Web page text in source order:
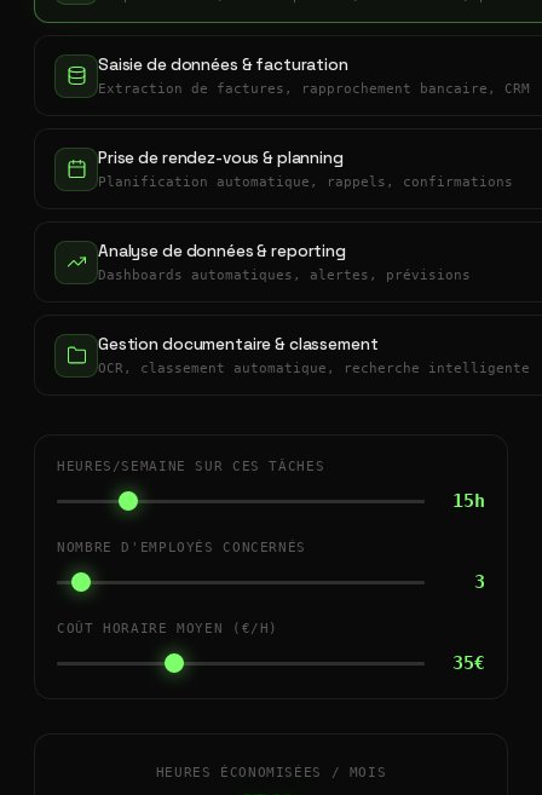
Saisie de données & facturation
Extraction de factures, rapprochement bancaire, CRM
Prise de rendez-vous & planning
Planification automatique, rappels, confirmations
Analyse de données & reporting
Dashboards automatiques, alertes, prévisions
Gestion documentaire & classement
OCR, classement automatique, recherche intelligente
HEURES/SEMAINE SUR CES TÂCHES
15h
NOMBRE D'EMPLOYÉS CONCERNÉS
3
COÛT HORAIRE MOYEN (€/H)
35€
HEURES ÉCONOMISÉES / MOIS